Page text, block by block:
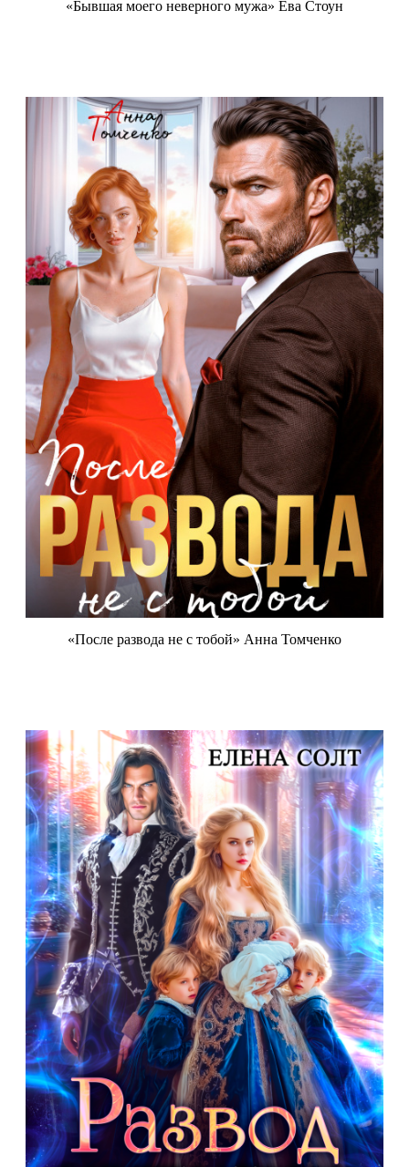
«Бывшая моего неверного мужа» Ева Стоун
«После развода не с тобой» Анна Томченко